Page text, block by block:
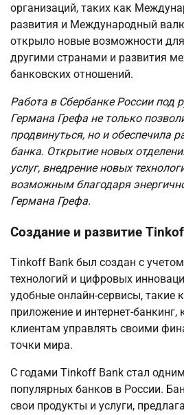
организаций, таких как
развития и Международный
открыло новые возможности
другими странами и развития
банковских отношений.
Работа в Сбербанке России под
Германа Грефа не только
продвинуться, но и обеспечила
банка. Открытие новых
услуг, внедрение новых
возможным благодаря
Германа Грефа.
Создание и развитие
Tinkoff Bank был создан с
технологий и цифровых
удобные онлайн-сервисы, такие
приложение и интернет-
клиентам управлять своими
точки мира.
С годами Tinkoff Bank стал
популярных банков в России.
свои продукты и услуги,